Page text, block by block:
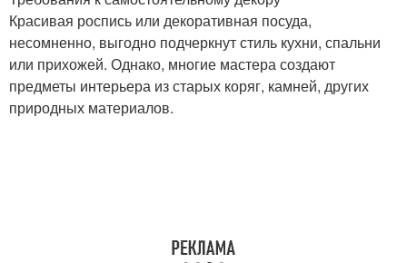
Красивая роспись или декоративная посуда,
несомненно, выгодно подчеркнут стиль кухни, спальни
или прихожей. Однако, многие мастера создают
предметы интерьера из старых коряг, камней, других
природных материалов.